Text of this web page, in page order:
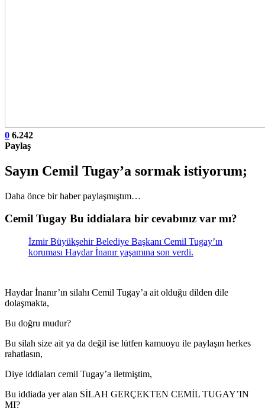
0 6.242
Paylaş
Sayın Cemil Tugay’a sormak istiyorum;
Daha önce bir haber paylaşmıştım…
Cemil Tugay Bu iddialara bir cevabınız var mı?
İzmir Büyükşehir Belediye Başkanı Cemil Tugay’ın
koruması Haydar İnanır yaşamına son verdi.
Haydar İnanır’ın silahı Cemil Tugay’a ait olduğu dilden dile
dolaşmakta,
Bu doğru mudur?
Bu silah size ait ya da değil ise lütfen kamuoyu ile paylaşın herkes
rahatlasın,
Diye iddiaları cemil Tugay’a iletmiştim,
Bu iddiada yer alan SİLAH GERÇEKTEN CEMİL TUGAY’IN
MI?